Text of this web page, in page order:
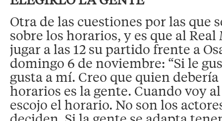
Otra de las cuestiones por las que
sobre los horarios, y es que al
jugar a las 12 su partido frente a
domingo 6 de noviembre: “Si le
gusta a mí. Creo que quien debería
horarios es la gente. Cuando voy
escojo el horario. No son los